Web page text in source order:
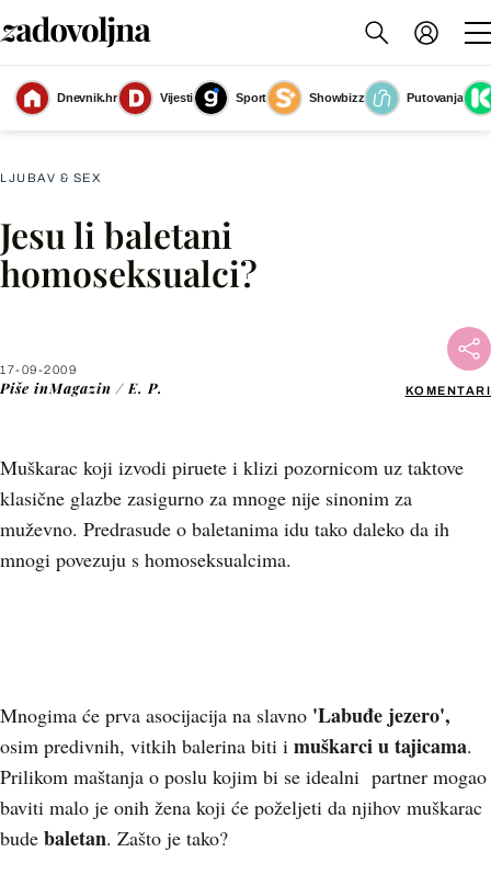
Dnevnik.hr Vijesti Sport Showbizz
Putovanja
Slika nije dostupna
LJUBAV & SEX
Jesu li baletani
homoseksualci?
17-09-2009
Piše inMagazin / E. P. KOMENTARI
Muškarac koji izvodi piruete i klizi pozornicom uz taktove
klasične glazbe zasigurno za mnoge nije sinonim za
muževno. Predrasude o baletanima idu tako daleko da ih
mnogi povezuju s homoseksualcima.
Facebook
WhatsApp
Mnogima će prva asocijacija na slavno 'Labuđe jezero',
osim predivnih, vitkih balerina biti i muškarci u tajicama.
Prilikom maštanja o poslu kojim bi se idealni partner mogao
baviti malo je onih žena koji će poželjeti da njihov muškarac
bude baletan. Zašto je tako?